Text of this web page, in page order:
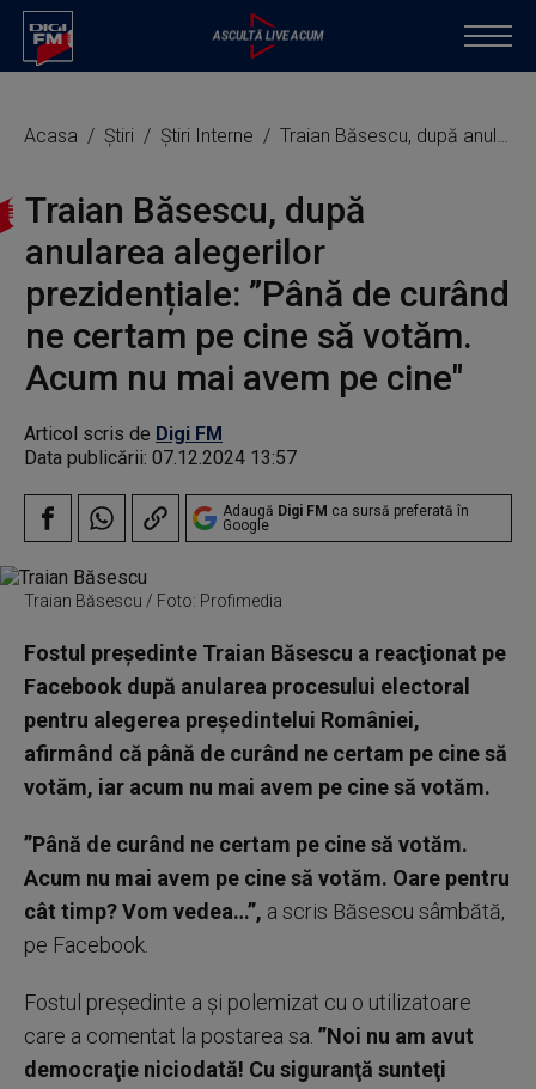
Acasa Știri Știri Interne Traian Băsescu, după anularea alegerilor prezidențiale: ”Până de curând ne certam pe cine să votăm. Acum nu mai avem pe cine"
Traian Băsescu, după
anularea alegerilor
prezidențiale: ”Până de curând
ne certam pe cine să votăm.
Acum nu mai avem pe cine"
Articol scris de Digi FM
Data publicării: 07.12.2024 13:57
Adaugă Digi FM ca sursă preferată în
Google
Traian Băsescu / Foto: Profimedia
Fostul preşedinte Traian Băsescu a reacţionat pe
Facebook după anularea procesului electoral
pentru alegerea preşedintelui României,
afirmând că până de curând ne certam pe cine să
votăm, iar acum nu mai avem pe cine să votăm.
”Până de curând ne certam pe cine să votăm.
Acum nu mai avem pe cine să votăm. Oare pentru
cât timp? Vom vedea…”, a scris Băsescu sâmbătă,
pe Facebook.
Fostul preşedinte a şi polemizat cu o utilizatoare
care a comentat la postarea sa. ”Noi nu am avut
democraţie niciodată! Cu siguranţă sunteţi